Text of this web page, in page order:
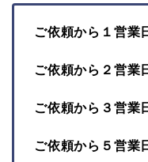
ご依頼から１営
ご依頼から２営
ご依頼から３営
ご依頼から５営